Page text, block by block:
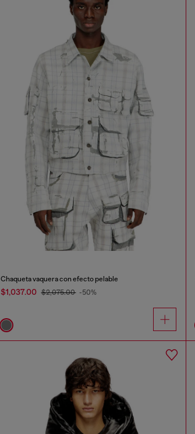
Chaqueta vaquera con efecto pelable
$1,037.00 $2,075.00 -50%